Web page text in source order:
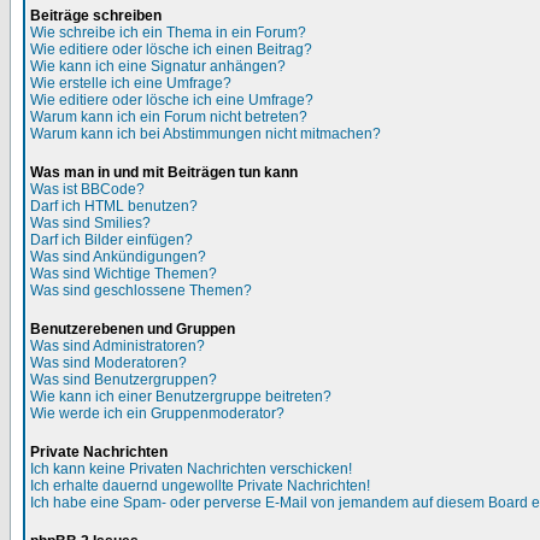
Beiträge schreiben
Wie schreibe ich ein Thema in ein Forum?
Wie editiere oder lösche ich einen Beitrag?
Wie kann ich eine Signatur anhängen?
Wie erstelle ich eine Umfrage?
Wie editiere oder lösche ich eine Umfrage?
Warum kann ich ein Forum nicht betreten?
Warum kann ich bei Abstimmungen nicht mitmachen?
Was man in und mit Beiträgen tun kann
Was ist BBCode?
Darf ich HTML benutzen?
Was sind Smilies?
Darf ich Bilder einfügen?
Was sind Ankündigungen?
Was sind Wichtige Themen?
Was sind geschlossene Themen?
Benutzerebenen und Gruppen
Was sind Administratoren?
Was sind Moderatoren?
Was sind Benutzergruppen?
Wie kann ich einer Benutzergruppe beitreten?
Wie werde ich ein Gruppenmoderator?
Private Nachrichten
Ich kann keine Privaten Nachrichten verschicken!
Ich erhalte dauernd ungewollte Private Nachrichten!
Ich habe eine Spam- oder perverse E-Mail von jemandem auf diesem Board